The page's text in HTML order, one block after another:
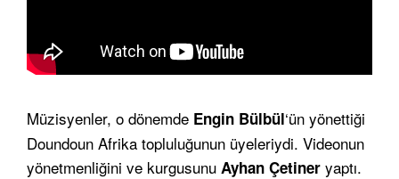
Müzisyenler, o dönemde Engin Bülbül‘ün yönettiği
Doundoun Afrika topluluğunun üyeleriydi. Videonun
yönetmenliğini ve kurgusunu Ayhan Çetiner yaptı.